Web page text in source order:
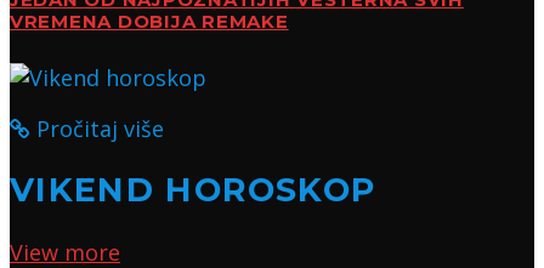
VREMENA DOBIJA REMAKE
Pročitaj više
VIKEND HOROSKOP
View more